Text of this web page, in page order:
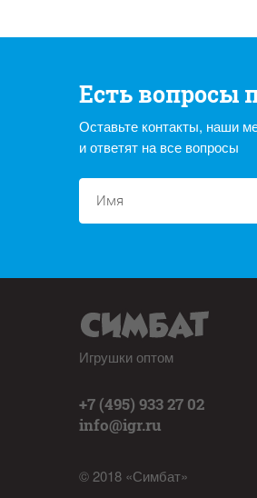
Есть вопросы
Оставьте контакты, наши
и ответят на все вопросы
Игрушки оптом
+7 (495) 933 27 02
info@igr.ru
© 2018 «Симбат»